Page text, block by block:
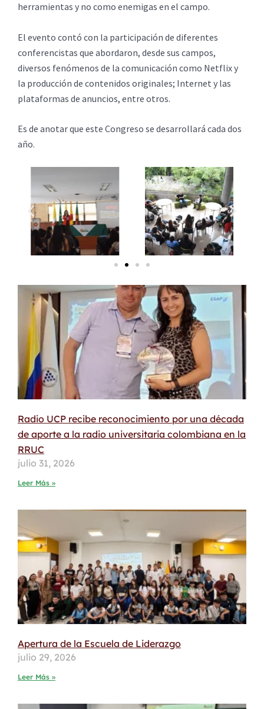
herramientas y no como enemigas en el campo.
El evento contó con la participación de diferentes
conferencistas que abordaron, desde sus campos,
diversos fenómenos de la comunicación como Netflix y
la producción de contenidos originales; Internet y las
plataformas de anuncios, entre otros.
Es de anotar que este Congreso se desarrollará cada dos
año.
Radio UCP recibe reconocimiento por una década
de aporte a la radio universitaria colombiana en la
RRUC
julio 31, 2026
Leer Más »
Apertura de la Escuela de Liderazgo
julio 29, 2026
Leer Más »